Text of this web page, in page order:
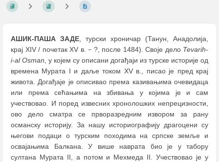
АШИК-ПАША ЗАДЕ, турски хроничар (Танун, Анадолија,
крај XIV / почетак XV в. – ?, после 1484). Своје дело Tevarih-
i-al Osman, у којем су описани догађаји из турске историје од
времена Мурата I и даље током XV в., писао је пред крај
живота. Догађаје је описивао према казивањима очевидаца
или према сећањима на збивања у којима је и сам
учествовао. И поред извесних хронолошких непрецизности,
ово дело сматра се прворазредним извором за рану
османску историју. За нашу историографију драгоцени су
његови подаци о турским походима на српске земље и
освајањима Балкана. У више наврата био је у табору
султана Мурата II, а потом и Мехмеда II. Учествовао је у